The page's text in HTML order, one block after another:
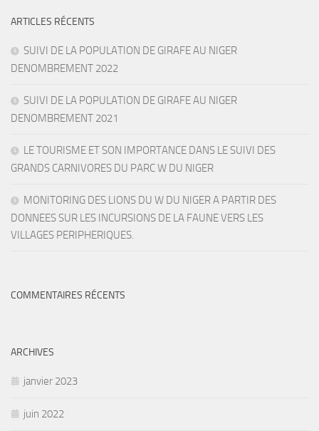
ARTICLES RÉCENTS
SUIVI DE LA POPULATION DE GIRAFE AU NIGER
DENOMBREMENT 2022
SUIVI DE LA POPULATION DE GIRAFE AU NIGER
DENOMBREMENT 2021
LE TOURISME ET SON IMPORTANCE DANS LE SUIVI DES
GRANDS CARNIVORES DU PARC W DU NIGER
MONITORING DES LIONS DU W DU NIGER A PARTIR DES
DONNEES SUR LES INCURSIONS DE LA FAUNE VERS LES
VILLAGES PERIPHERIQUES.
COMMENTAIRES RÉCENTS
ARCHIVES
janvier 2023
juin 2022